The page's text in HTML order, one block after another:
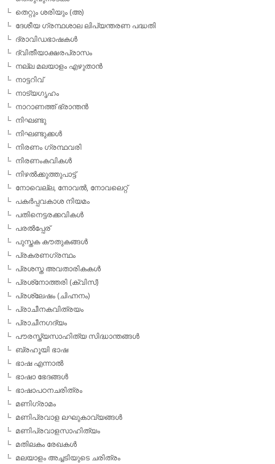
തെറ്റും ശരിയും (അ)
ദേശീയ ഗ്രന്ഥശാല ലിപ്യന്തരണ പദ്ധതി
ദ്രാവിഡഭാഷകള്‍
ദ്വിതീയാക്ഷരപ്രാസം
നല്ല മലയാളം എഴുതാന്‍
നാട്ടറിവ്
നാട്യഗൃഹം
നാറാണത്ത് ഭ്രാന്തന്‍
നിഘണ്ടു
നിഘണ്ടുക്കള്‍
നിരണം ഗ്രന്ഥവരി
നിരണംകവികള്‍
നിഴല്‍ക്കുത്തുപാട്ട്
നോവെല്ല, നോവല്‍, നോവലെറ്റ്
പകര്‍പ്പവകാശ നിയമം
പതിനെട്ടരക്കവികള്‍
പരല്‍പ്പേര്
പുസ്തക കൗതുകങ്ങള്‍
പ്രകരണഗ്രന്ഥം
പ്രശസ്ത അവതാരികകള്‍
പ്രശ്‌നോത്തരി (ക്വിസ്)
പ്രശ്ലേഷം (ചിഹ്നനം)
പ്രാചീനകവിത്രയം
പ്രാചീനഗദ്യം
പൗരസ്ത്യസാഹിത്യ സിദ്ധാന്തങ്ങള്‍
ബ്രഹൂയി ഭാഷ
ഭാഷ എന്നാല്‍
ഭാഷാ ഭേദങ്ങള്‍
ഭാഷാപഠനചരിത്രം
മണിഗ്രാമം
മണിപ്രവാള ലഘുകാവ്യങ്ങള്‍
മണിപ്രവാളസാഹിത്യം
മതിലകം രേഖകള്‍
മലയാളം അച്ചടിയുടെ ചരിത്രം